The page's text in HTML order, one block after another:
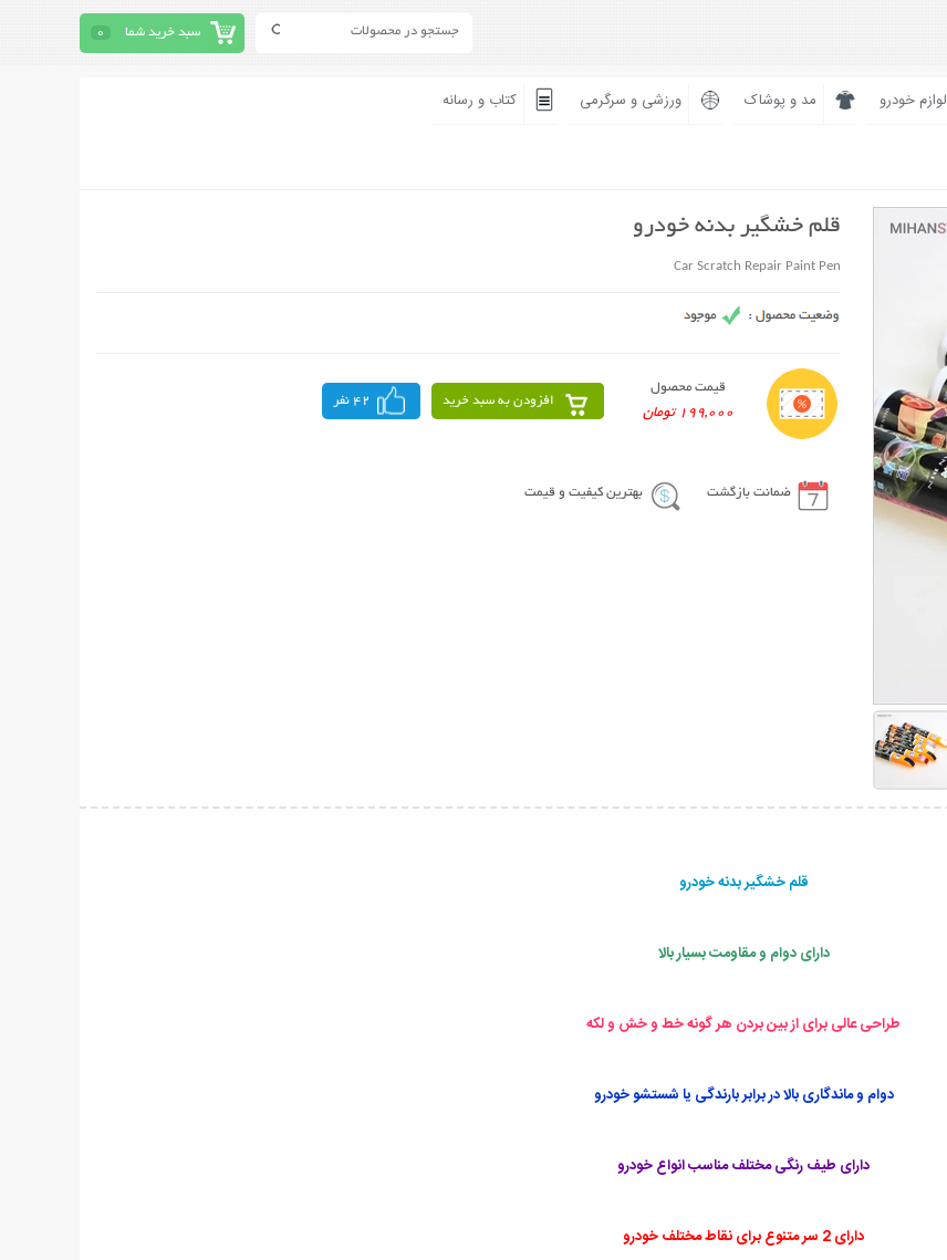
سبد خرید شما 0
لوازم خودرو مد و پوشاک ورزشی و سرگرمی کتاب و رسانه
قلم خشگیر بدنه خودرو
Car Scratch Repair Paint Pen
قیمت محصول
199,000 تومان
افزودن به سبد خرید 42 نفر
ضمانت بازگشت بهترین کیفیت و قیمت
قلم خشگیر بدنه خودرو
دارای دوام و مقاومت بسیار بالا
طراحی عالی برای از بین بردن هر گونه خط و خش و لکه
دوام و ماندگاری بالا در برابر بارندگی یا شستشو خودرو
دارای طیف رنگی مختلف مناسب انواع خودرو
دارای 2 سر متنوع برای نقاط مختلف خودرو